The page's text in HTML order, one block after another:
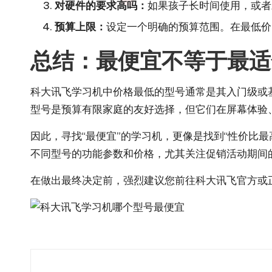
对硬件的要求高吗： 如果孩子长时间使用，或
预算上限： 设定一个明确的预算范围。在最低
总结：最便宜不等于最
科大讯飞学习机中价格最低的型号通常是其入门级
型号是预算有限家庭的友好选择，但它们在屏幕体
因此，寻找“最便宜”的学习机，更像是找到“性价比
不同型号的功能参数和价格，尤其关注促销活动期
在做出最终决定前，强烈建议您前往科大讯飞官方